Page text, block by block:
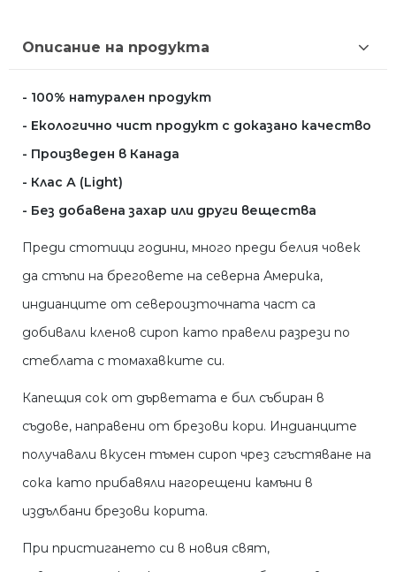
Описание на продукта
- 100% натурален продукт
- Екологично чист продукт с доказано качество
- Произведен в Канада
- Клас А (Light)
- Без добавена захар или други вещества
Преди стотици години, много преди белия човек
да стъпи на бреговете на северна Америка,
индианците от североизточната част са
добивали кленов сироп като правели разрези по
стеблата с томахавките си.
Капещия сок от дърветата е бил събиран в
съдове, направени от брезови кори. Индианците
получавали вкусен тъмен сироп чрез сгъстяване на
сока като прибавяли нагорещени камъни в
издълбани брезови корита.
При пристигането си в новия свят,